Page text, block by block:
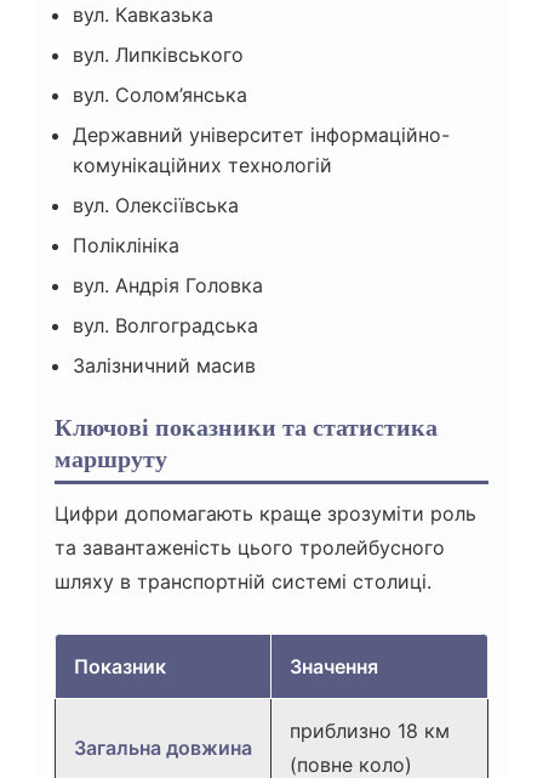
вул. Кавказька
вул. Липківського
вул. Солом’янська
Державний університет інформаційно-
комунікаційних технологій
вул. Олексіївська
Поліклініка
вул. Андрія Головка
вул. Волгоградська
Залізничний масив
Ключові показники та статистика
маршруту
Цифри допомагають краще зрозуміти роль
та завантаженість цього тролейбусного
шляху в транспортній системі столиці.
Показник Значення
Загальна довжина
приблизно 18 км
(повне коло)